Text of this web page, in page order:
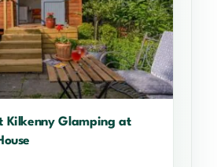
Kilkenny Glamping at